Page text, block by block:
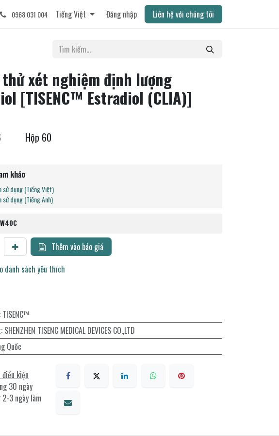
0968 031 004 Tiếng Việt Đăng nhập Liên hệ với chúng tôi
xét nghiệm định lượng
[TISENC™ Estradiol (CLIA)]
Hộp 60
khảo
sử dụng (Tiếng Việt)
sử dụng (Tiếng Anh)
W40C
Thêm vào báo giá
danh sách yêu thích
: TISENC™
: SHENZHEN TISENC MEDICAL DEVICES CO.,LTD
Quốc
kiện
30 ngày
2-3 ngày làm